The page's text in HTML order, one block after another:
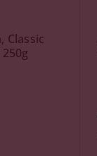
Classic